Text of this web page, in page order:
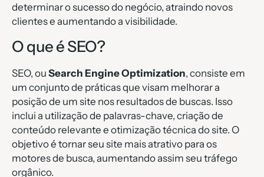
determinar o sucesso do negócio, atraindo novos
clientes e aumentando a visibilidade.
O que é SEO?
SEO, ou Search Engine Optimization, consiste em
um conjunto de práticas que visam melhorar a
posição de um site nos resultados de buscas. Isso
inclui a utilização de palavras-chave, criação de
conteúdo relevante e otimização técnica do site. O
objetivo é tornar seu site mais atrativo para os
motores de busca, aumentando assim seu tráfego
orgânico.